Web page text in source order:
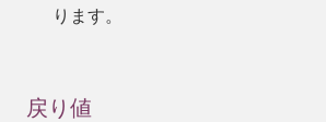
ります。
戻り値